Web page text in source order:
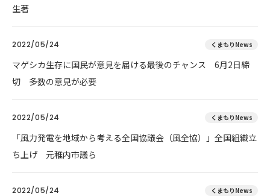
生著
2022/05/24 くまもりNews
マゲシカ生存に国民が意見を届ける最後のチャンス 6月2日締
切 多数の意見が必要
2022/05/24 くまもりNews
「風力発電を地域から考える全国協議会（風全協）」全国組織立
ち上げ 元稚内市議ら
2022/05/24 くまもりNews